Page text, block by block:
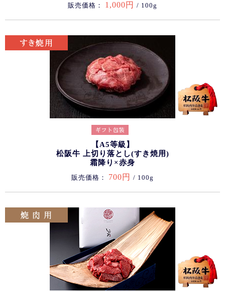
販売価格： 1,000円 / 100g
【A5等級】
松阪牛 上切り落とし(すき焼用)
霜降り×赤身
販売価格： 700円 / 100g